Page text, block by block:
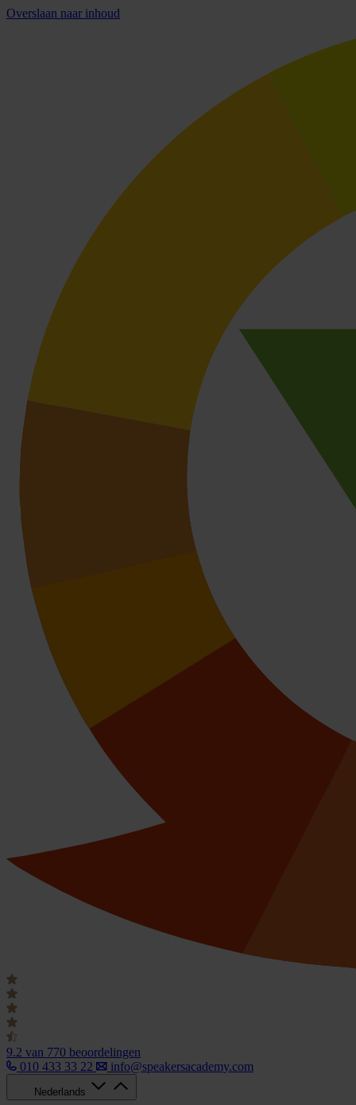
Overslaan naar inhoud
9.2 van 770 beoordelingen
010 433 33 22
info@speakersacademy.com
Nederlands